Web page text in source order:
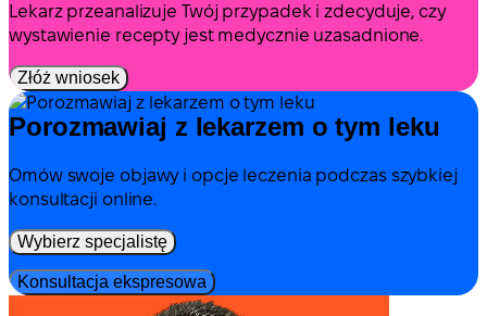
Lekarz przeanalizuje Twój przypadek i zdecyduje, czy
wystawienie recepty jest medycznie uzasadnione.
Złóż wniosek
Porozmawiaj z lekarzem o tym leku
Omów swoje objawy i opcje leczenia podczas szybkiej
konsultacji online.
Wybierz specjalistę
Konsultacja ekspresowa